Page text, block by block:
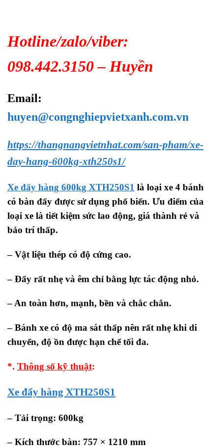
Hotline/zalo/viber:
098.442.3150 – Huyền
Email:
huyen@congnghiepvietxanh.com.vn
https://thangnangvietnhat.com/san-pham/xe-
day-hang-600kg-xth250s1/
Xe đẩy hàng 600kg XTH250S1 là loại xe 4 bánh
có bàn đẩy được sử dụng phổ biến. Ưu điểm của
loại xe là tiết kiệm sức lao động, giá thành rẻ và
bảo trí thấp.
– Vật liệu thép có độ cứng cao.
– Đẩy rất nhẹ và êm chỉ bằng lực tác động nhỏ.
– An toàn hơn, mạnh, bền và chắc chắn.
– Bánh xe có độ ma sát thấp nên rất nhẹ khi di
chuyển, độ ồn được hạn chế tối đa.
*. Thông số kỹ thuật:
Xe đẩy hàng XTH250S1
– Tải trọng: 600kg
– Kích thước bàn: 757 × 1210 mm